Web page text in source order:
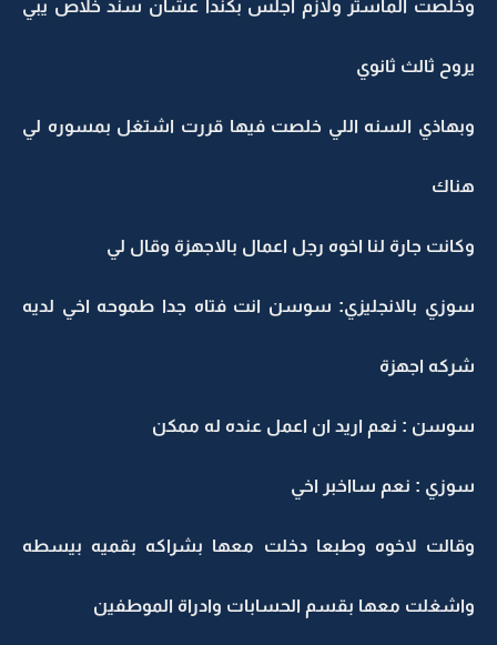
وخلصت الماستر ولازم اجلس بكندا عشان سند خلاص يبي
يروح ثالث ثانوي
وبهاذي السنه اللي خلصت فيها قررت اشتغل بمسوره لي
هناك
وكانت جارة لنا اخوه رجل اعمال بالاجهزة وقال لي
سوزي بالانجليزي: سوسن انت فتاه جدا طموحه اخي لديه
شركه اجهزة
سوسن : نعم اريد ان اعمل عنده له ممكن
سوزي : نعم سااخبر اخي
وقالت لاخوه وطبعا دخلت معها بشراكه بقميه بيسطه
واشغلت معها بقسم الحسابات وادراة الموطفين